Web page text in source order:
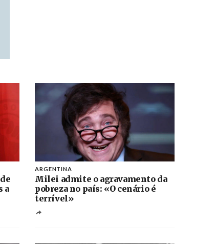
a
ARGENTINA
Milei admite o agravamento da
pobreza no país: «O cenário é
terrível»